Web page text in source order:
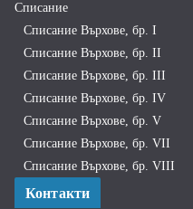
Списание
Списание Върхове, бр. I
Списание Върхове, бр. II
Списание Върхове, бр. III
Списание Върхове, бр. IV
Списание Върхове, бр. V
Списание Върхове, бр. VII
Списание Върхове, бр. VIII
Контакти